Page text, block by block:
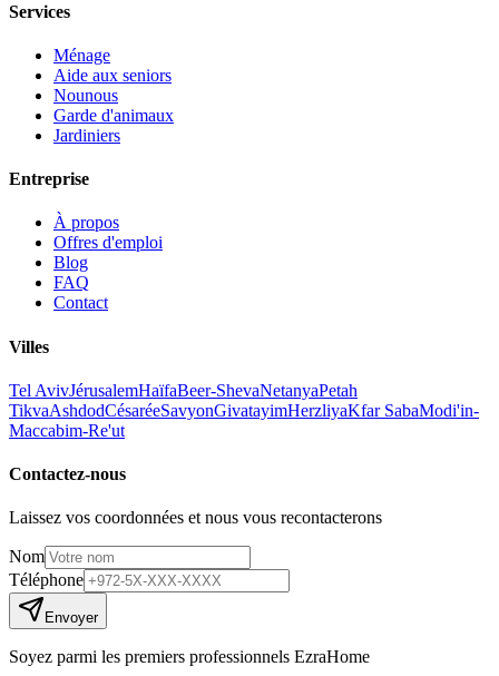
Services
Ménage
Aide aux seniors
Nounous
Garde d'animaux
Jardiniers
Entreprise
À propos
Offres d'emploi
Blog
FAQ
Contact
Villes
Tel AvivJérusalemHaïfaBeer-ShevaNetanyaPetah
TikvaAshdodCésaréeSavyonGivatayimHerzliyaKfar SabaModi'in-
Maccabim-Re'ut
Contactez-nous
Laissez vos coordonnées et nous vous recontacterons
Nom
Téléphone
Envoyer
Soyez parmi les premiers professionnels EzraHome